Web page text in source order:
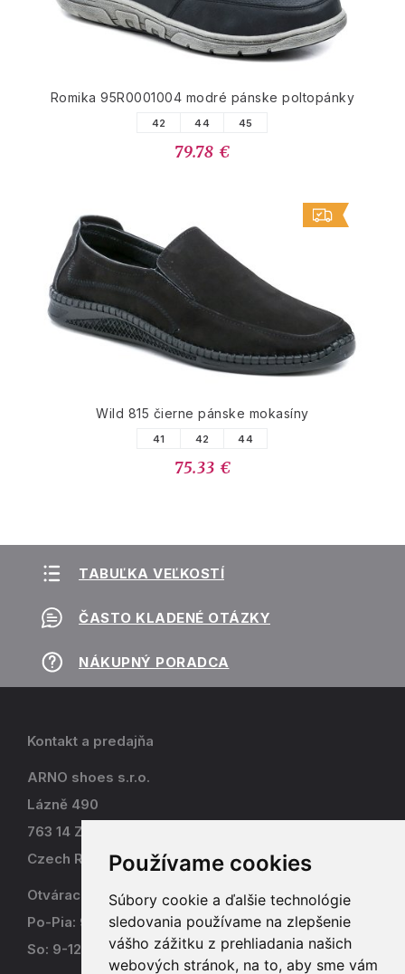
Používame cookies
Súbory cookie a ďalšie technológie
sledovania používame na zlepšenie
vášho zážitku z prehliadania našich
webových stránok, na to, aby sme vám
Romika 95R0001004 modré pánske poltopánky
42 44 45
79.78 €
Wild 815 čierne pánske mokasíny
41 42 44
75.33 €
TABUĽKA VEĽKOSTÍ
ČASTO KLADENÉ OTÁZKY
NÁKUPNÝ PORADCA
Kontakt a predajňa
ARNO shoes s.r.o.
Lázně 490
763 14 Zlín - Kostelec
Czech Republic
Otváracia doba
Po-Pia: 9-17
So: 9-12